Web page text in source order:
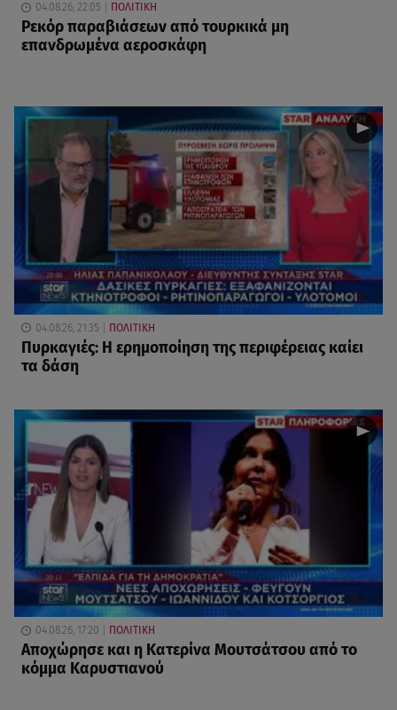
04.08.26, 22:05 ΠΟΛΙΤΙΚΗ
Ρεκόρ παραβιάσεων από τουρκικά μη
επανδρωμένα αεροσκάφη
04.08.26, 21:35 ΠΟΛΙΤΙΚΗ
Πυρκαγιές: Η ερημοποίηση της περιφέρειας καίει
τα δάση
04.08.26, 17:20 ΠΟΛΙΤΙΚΗ
Αποχώρησε και η Κατερίνα Μουτσάτσου από το
κόμμα Καρυστιανού